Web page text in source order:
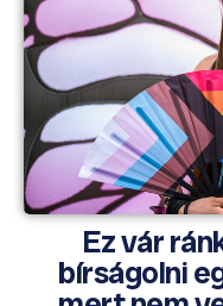
Ez vár
bírságolni